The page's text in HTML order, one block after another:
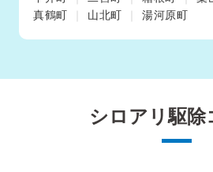
真鶴町
山北町 湯河原町
シロアリ駆除